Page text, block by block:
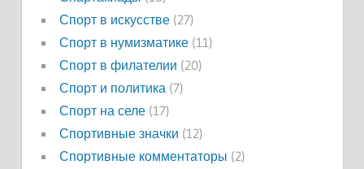
Спорт в искусстве(27)
Спорт в нумизматике(11)
Спорт в филателии (20)
Спорт и политика (7)
Спорт на селе(17)
Спортивные значки (12)
Спортивные комментаторы (2)